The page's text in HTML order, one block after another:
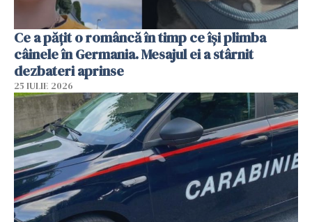
Ce a pățit o româncă în timp ce își plimba
câinele în Germania. Mesajul ei a stârnit
dezbateri aprinse
25 IULIE 2026